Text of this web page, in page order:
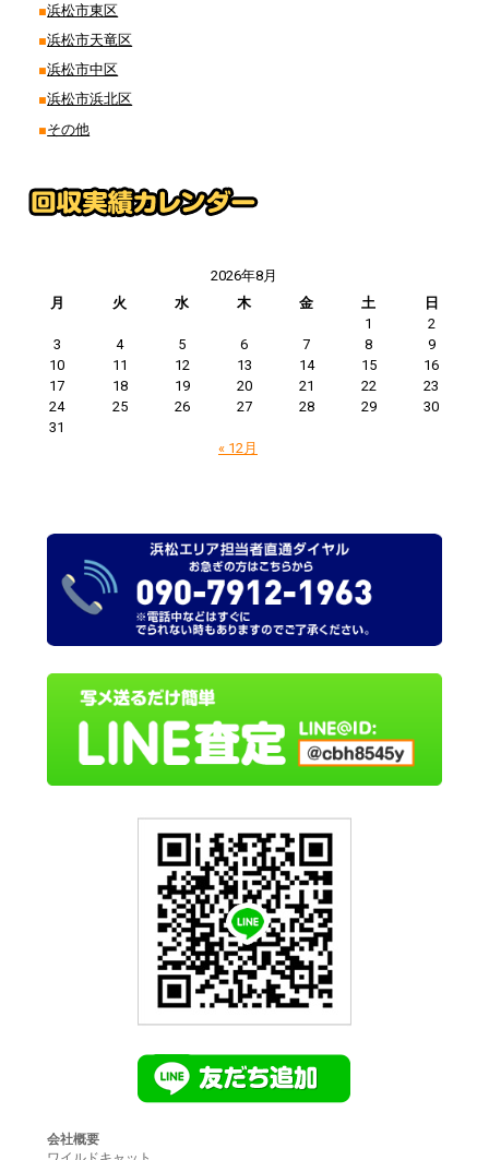
浜松市東区
浜松市天竜区
浜松市中区
浜松市浜北区
その他
2026年8月
月
火 水 木 金 土
日
1
2
3
4 5 6 7 8
9
10
11 12 13 14 15
16
17
18 19 20 21 22
23
24
25 26 27 28 29
30
31
« 12月
会社概要